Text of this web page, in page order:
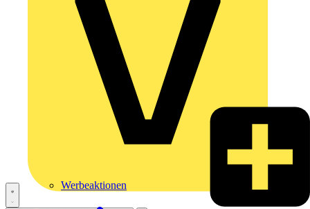
Werbeaktionen